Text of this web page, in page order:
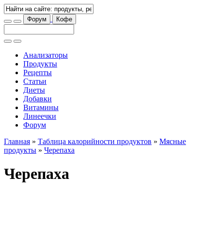
Форум Кофе
Анализаторы
Продукты
Рецепты
Статьи
Диеты
Добавки
Витамины
Линеечки
Форум
Главная » Таблица калорийности продуктов » Мясные
продукты » Черепаха
Черепаха